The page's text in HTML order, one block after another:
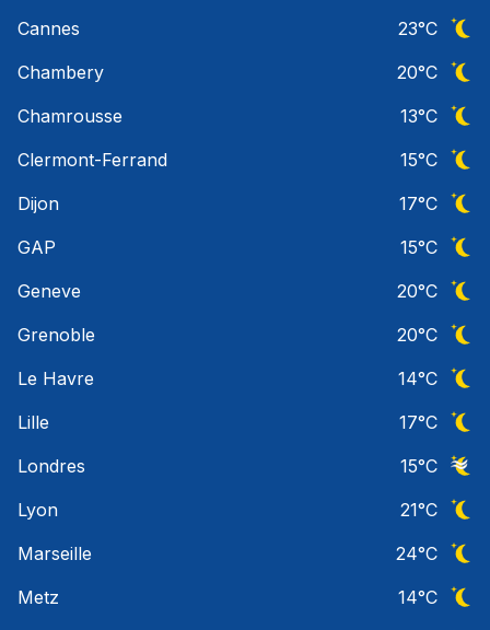
Cannes
23°C
Chambery
20°C
Chamrousse
13°C
Clermont-Ferrand
15°C
Dijon
17°C
GAP
15°C
Geneve
20°C
Grenoble
20°C
Le Havre
14°C
Lille
17°C
Londres
15°C
Lyon
21°C
Marseille
24°C
Metz
14°C